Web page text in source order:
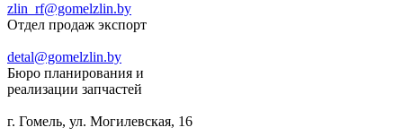
zlin_rf@gomelzlin.by
Отдел продаж экспорт
detal@gomelzlin.by
Бюро планирования и
реализации запчастей
г. Гомель, ул. Могилевская, 16